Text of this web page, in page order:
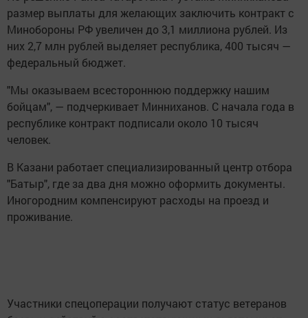
размер выплаты для желающих заключить контракт с
Минобороны РФ увеличен до 3,1 миллиона рублей. Из
них 2,7 млн рублей выделяет республика, 400 тысяч —
федеральный бюджет.
"Мы оказываем всестороннюю поддержку нашим
бойцам", — подчеркивает Минниханов. С начала года в
республике контракт подписали около 10 тысяч
человек.
В Казани работает специализированный центр отбора
"Батыр", где за два дня можно оформить документы.
Иногородним компенсируют расходы на проезд и
проживание.
Участники спецоперации получают статус ветеранов